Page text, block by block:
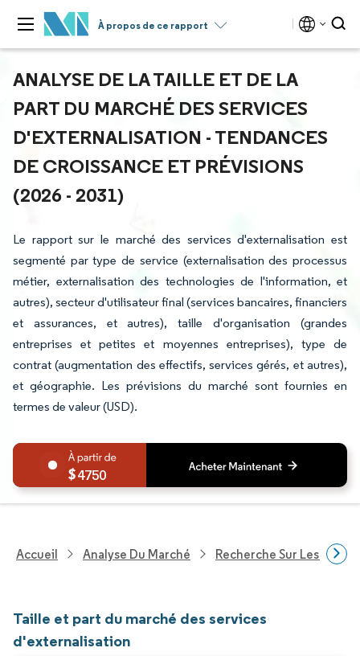
À propos de ce rapport
ANALYSE DE LA TAILLE ET DE LA
PART DU MARCHÉ DES SERVICES
D'EXTERNALISATION - TENDANCES
DE CROISSANCE ET PRÉVISIONS
(2026 - 2031)
Le rapport sur le marché des services d'externalisation est
segmenté par type de service (externalisation des processus
métier, externalisation des technologies de l'information, et
autres), secteur d'utilisateur final (services bancaires, financiers
et assurances, et autres), taille d'organisation (grandes
entreprises et petites et moyennes entreprises), type de
contrat (augmentation des effectifs, services gérés, et autres),
et géographie. Les prévisions du marché sont fournies en
termes de valeur (USD).
4750
Accueil Analyse Du Marché Recherche Sur Les
Taille et part du marché des services
d'externalisation